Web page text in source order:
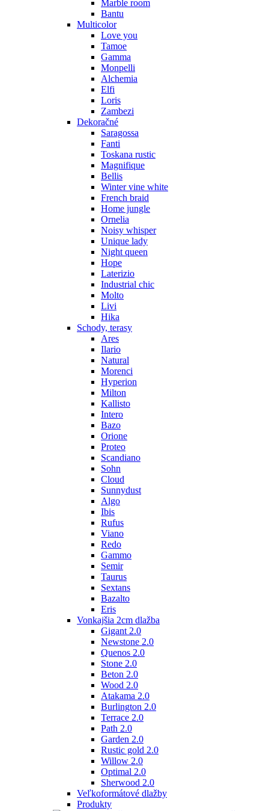
Marble room
Bantu
Multicolor
Love you
Tamoe
Gamma
Monpelli
Alchemia
Elfi
Loris
Zambezi
Dekoračné
Saragossa
Fanti
Toskana rustic
Magnifique
Bellis
Winter vine white
French braid
Home jungle
Ornelia
Noisy whisper
Unique lady
Night queen
Hope
Laterizio
Industrial chic
Molto
Livi
Hika
Schody, terasy
Ares
Ilario
Natural
Morenci
Hyperion
Milton
Kallisto
Intero
Bazo
Orione
Proteo
Scandiano
Sohn
Cloud
Sunnydust
Algo
Ibis
Rufus
Viano
Redo
Gammo
Semir
Taurus
Sextans
Bazalto
Eris
Vonkajšia 2cm dlažba
Gigant 2.0
Newstone 2.0
Quenos 2.0
Stone 2.0
Beton 2.0
Wood 2.0
Atakama 2.0
Burlington 2.0
Terrace 2.0
Path 2.0
Garden 2.0
Rustic gold 2.0
Willow 2.0
Optimal 2.0
Sherwood 2.0
Veľkoformátové dlažby
Produkty